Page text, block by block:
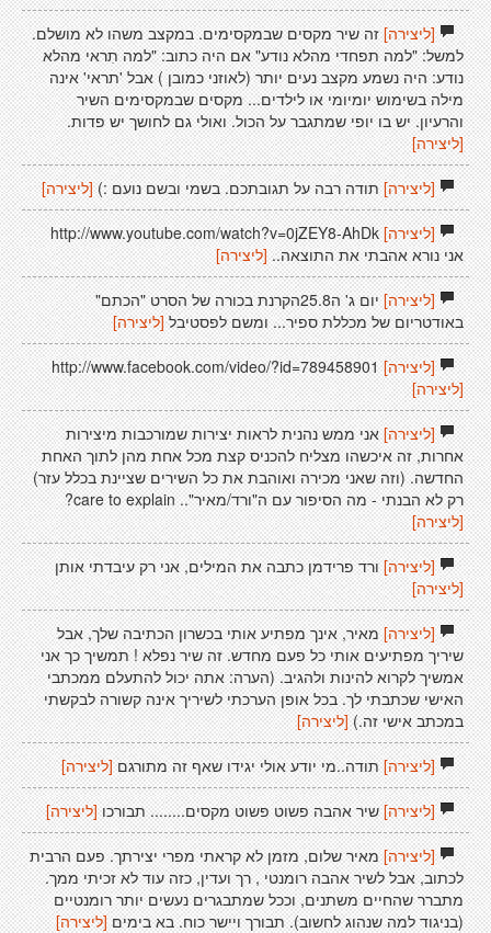
[ליצירה]זה שיר מקסים שבמקסימים. במקצב משהו לא מושלם.
למשל: "למה תפחדי מהלא נודע" אם היה כתוב: "למה תִראי מהלא
נודע: היה נשמע מקצב נעים יותר (לאוזני כמובן ) אבל 'תראי' אינה
מילה בשימוש יומיומי או לילדים... מקסים שבמקסימים השיר
והרעיון. יש בו יופי שמתגבר על הכול. ואולי גם לחושך יש פדות.
[ליצירה]
[ליצירה]תודה רבה על תגובתכם. בשמי ובשם נועם :)[ליצירה]
[ליצירה] http://www.youtube.com/watch?v=0jZEY8-AhDk
אני נורא אהבתי את התוצאה..[ליצירה]
[ליצירה]
יום ג' ה25.8הקרנת בכורה של הסרט "הכתם"
באודטריום של מכללת ספיר... ומשם לפסטיבל [ליצירה]
[ליצירה]http://www.facebook.com/video/?id=789458901
[ליצירה]
[ליצירה]אני ממש נהנית לראות יצירות שמורכבות מיצירות
אחרות, זה איכשהו מצליח להכניס קצת מכל אחת מהן לתוך האחת
החדשה. (וזה שאני מכירה ואוהבת את כל השירים שציינת בכלל עזר)
רק לא הבנתי - מה הסיפור עם ה"ורד/מאיר".. care to explain?
[ליצירה]
[ליצירה]ורד פרידמן כתבה את המילים, אני רק עיבדתי אותן
[ליצירה]
[ליצירה]מאיר, אינך מפתיע אותי בכשרון הכתיבה שלך, אבל
שיריך מפתיעים אותי כל פעם מחדש. זה שיר נפלא ! תמשיך כך אני
אמשיך לקרוא להינות ולהגיב. (הערה: אתה יכול להתעלם ממכתבי
האישי שכתבתי לך. בכל אופן הערכתי לשיריך אינה קשורה לבקשתי
במכתב אישי זה.)[ליצירה]
[ליצירה]תודה..מי יודע אולי יגידו שאף זה מתורגם [ליצירה]
[ליצירה]שיר אהבה פשוט פשוט מקסים........ תבורכו [ליצירה]
[ליצירה]מאיר שלום, מזמן לא קראתי מפרי יצירתך. פעם הרבית
לכתוב, אבל לשיר אהבה רומנטי , רך ועדין, כזה עוד לא זכיתי ממך.
מתברר שהחיים משתנים, וככל שמתבגרים נעשים יותר רומנטיים
(בניגוד למה שנהוג לחשוב). תבורך ויישר כוח. בא בימים[ליצירה]